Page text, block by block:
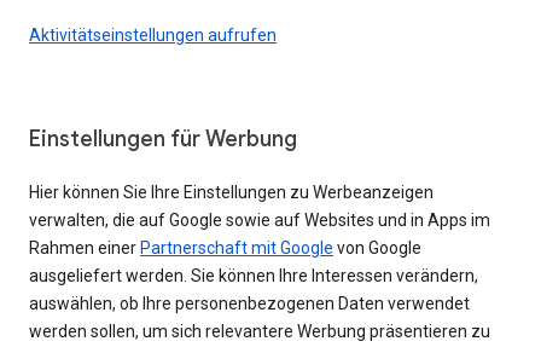
Aktivitätseinstellungen aufrufen
Einstellungen für Werbung
Hier können Sie Ihre Einstellungen zu Werbeanzeigen
verwalten, die auf Google sowie auf Websites und in Apps im
Rahmen einer Partnerschaft mit Google von Google
ausgeliefert werden. Sie können Ihre Interessen verändern,
auswählen, ob Ihre personenbezogenen Daten verwendet
werden sollen, um sich relevantere Werbung präsentieren zu